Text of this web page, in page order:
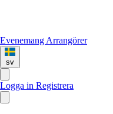
Evenemang Arrangörer
sv
Logga in Registrera